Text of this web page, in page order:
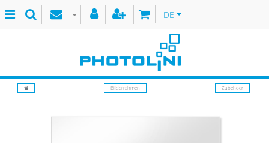
DE
Bilderrahmen Zubehoer